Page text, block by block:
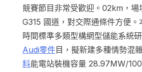
競賽節目非常受歡迎。02km，場
G315 國道，對交際通條件方便。
時間標準多類型構網型儲能系統
Audi零件目，擬新建多種情勢混
料能電站裝機容量 28.97MW/